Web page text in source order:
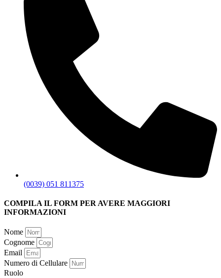
(0039) 051 811375
COMPILA IL FORM PER AVERE MAGGIORI
INFORMAZIONI
Nome
Cognome
Email
Numero di Cellulare
Ruolo